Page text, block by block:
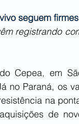
seguem
registrando
Cepea, em
no Paraná, os
na
de